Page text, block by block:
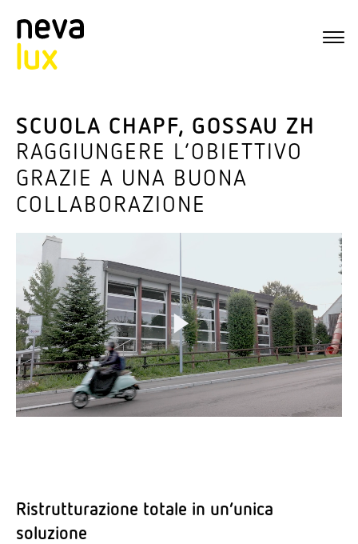
SCUOLA CHAPF, GOSSAU ZH
RAGGIUNGERE L’OBIETTIVO
GRAZIE A UNA BUONA
COLLABORAZIONE
Ristrut­tu­ra­zione totale in un’unica
soluzione